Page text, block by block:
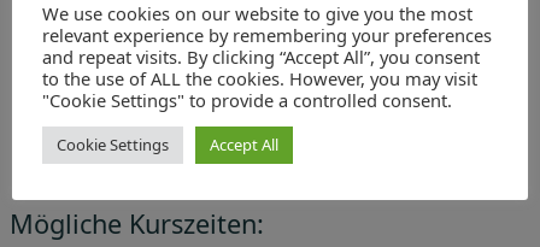
Rollleine)
Hundedecke
Kauknochen
Das Trainieren neben anderen Hunden
sollte ohne Probleme möglich sein
Mögliche Kurszeiten:
We use cookies on our website to give you the most
relevant experience by remembering your preferences
and repeat visits. By clicking “Accept All”, you consent
to the use of ALL the cookies. However, you may visit
"Cookie Settings" to provide a controlled consent.
Cookie Settings Accept All